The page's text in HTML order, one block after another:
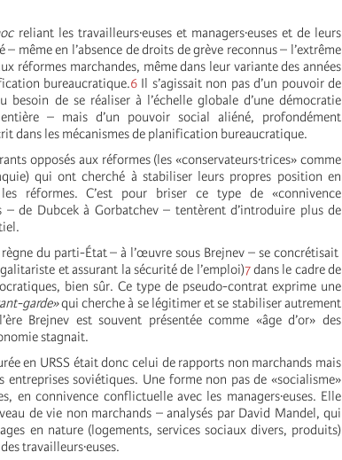
reliant les travailleurs·euses et managers·euses et de leurs
même en l’absence de droits de grève reconnus – l’extrême
réformes marchandes, même dans leur variante des années
bureaucratique.6Il s’agissait non pas d’un pouvoir de
de se réaliser à l’échelle globale d’une démocratie
– mais d’un pouvoir social aliéné, profondément
dans les mécanismes de planification bureaucratique.
opposés aux réformes (les «conservateurs·trices» comme
qui ont cherché à stabiliser leurs propres position en
réformes. C’est pour briser ce type de «connivence
– de Dubcek à Gorbatchev – tentèrent d’introduire plus de
du parti-État – à l’œuvre sous Brejnev – se concrétisait
et assurant la sécurité de l’emploi)7dans le cadre de
bien sûr. Ce type de pseudo-contrat exprime une
garde»qui cherche à se légitimer et se stabiliser autrement
Brejnev est souvent présentée comme «âge d’or» des
stagnait.
en URSS était donc celui de rapports non marchands mais
entreprises soviétiques. Une forme non pas de «socialisme»
en connivence conflictuelle avec les managers·euses. Elle
de vie non marchands – analysés par David Mandel, qui
en nature (logements, services sociaux divers, produits)
travailleurs·euses.